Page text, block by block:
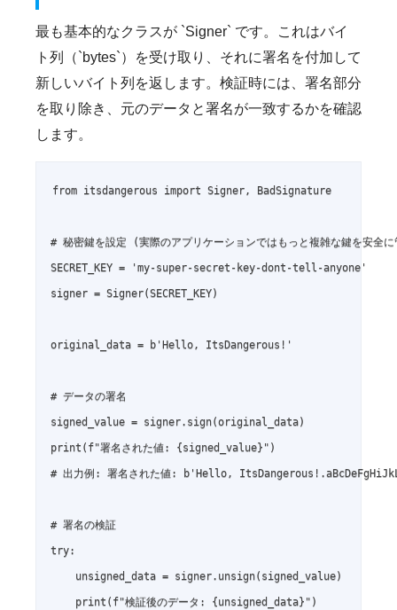
最も基本的なクラスが `Signer` です。これはバイ
ト列（`bytes`）を受け取り、それに署名を付加して
新しいバイト列を返します。検証時には、署名部分
を取り除き、元のデータと署名が一致するかを確認
します。
from itsdangerous import Signer, BadSignature
# 秘密鍵を設定 (実際のアプリケーションではもっと複雑な鍵を安全
SECRET_KEY = 'my-super-secret-key-dont-tell-anyone'
signer = Signer(SECRET_KEY)
original_data = b'Hello, ItsDangerous!'
# データの署名
signed_value = signer.sign(original_data)
print(f"署名された値: {signed_value}")
# 出力例: 署名された値: b'Hello,
# 署名の検証
try:
    unsigned_data = signer.unsign(signed_value)
    print(f"検証後のデータ: {unsigned_data}")